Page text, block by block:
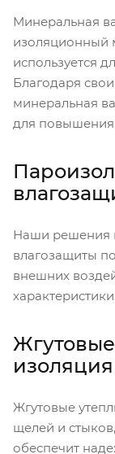
Минеральная
изоляционный
используется
Благодаря
минеральная
для повышения
Наши решения
влагозащиты
внешних
Жгутовые
щелей и
обеспечит